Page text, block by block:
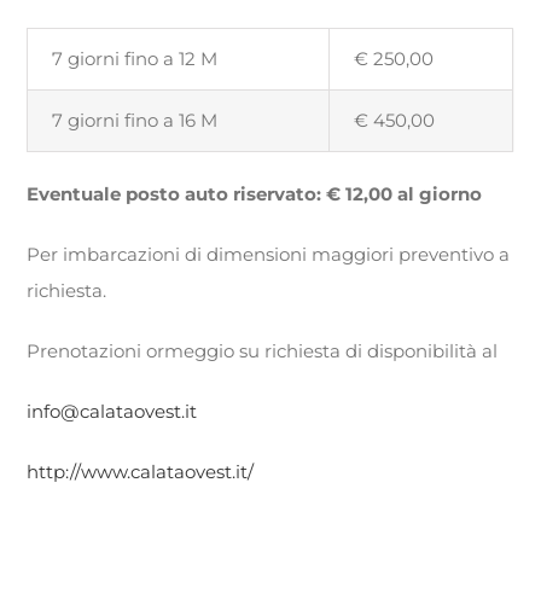
7 giorni fino a 12 M € 250,00
7 giorni fino a 16 M € 450,00
Eventuale posto auto riservato: € 12,00 al giorno
Per imbarcazioni di dimensioni maggiori preventivo a
richiesta.
Prenotazioni ormeggio su richiesta di disponibilità al
info@calataovest.it
http://www.calataovest.it/